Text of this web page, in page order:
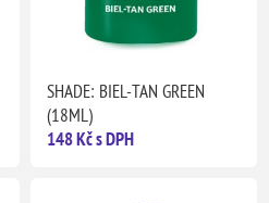
SHADE: BIEL-TAN GREEN
(18ML)
148 Kč s DPH